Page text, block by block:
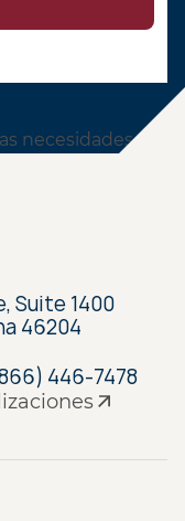
Suite 1400
46204
446-7478